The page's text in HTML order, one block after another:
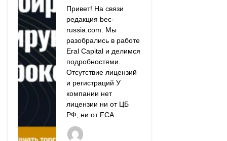
Привет! На связи
редакция bec-
russia.com. Мы
разобрались в работе
Eral Capital и делимся
подробностями.
Отсутствие лицензий
и регистраций У
компании нет
лицензии ни от ЦБ
РФ, ни от FCA.